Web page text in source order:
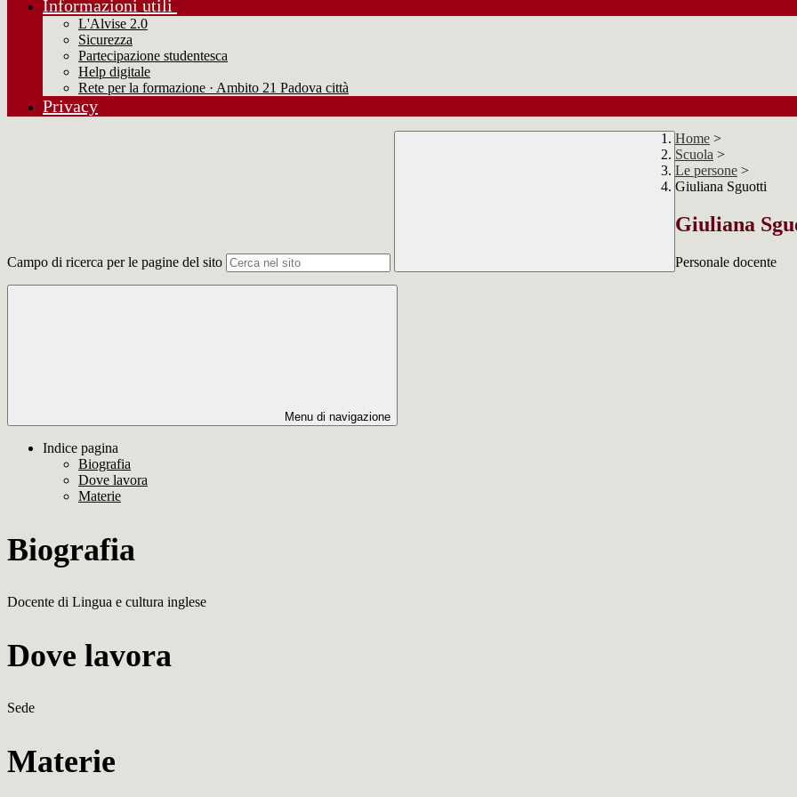
Informazioni utili
L'Alvise 2.0
Sicurezza
Partecipazione studentesca
Help digitale
Rete per la formazione · Ambito 21 Padova città
Privacy
Campo di ricerca per le pagine del sito
Home >
Scuola >
Le persone >
Giuliana Sguotti
Giuliana
Personale docente
Menu di navigazione
Indice pagina
Biografia
Dove lavora
Materie
Biografia
Docente di Lingua e cultura inglese
Dove lavora
Sede
Materie